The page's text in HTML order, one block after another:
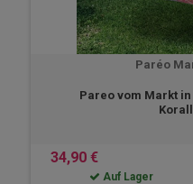
Paréo
Pareo vom Markt
34,90 €
Auf Lager